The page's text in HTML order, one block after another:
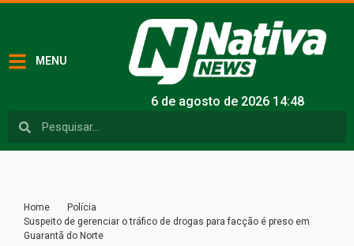
MENU
6 de agosto de 2026 14:48
Home
Polícia
Suspeito de gerenciar o tráfico de drogas para facção é preso em
Guarantã do Norte